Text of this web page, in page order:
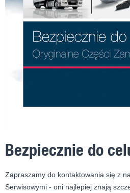
Bezpiecznie do
Zapraszamy do kontaktowania się z
Serwisowymi - oni najlepiej znają